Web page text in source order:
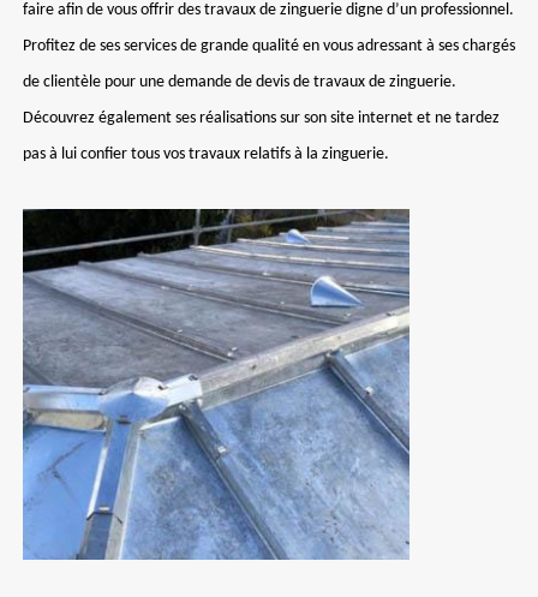
faire afin de vous offrir des travaux de zinguerie digne d’un professionnel.
Profitez de ses services de grande qualité en vous adressant à ses chargés
de clientèle pour une demande de devis de travaux de zinguerie.
Découvrez également ses réalisations sur son site internet et ne tardez
pas à lui confier tous vos travaux relatifs à la zinguerie.